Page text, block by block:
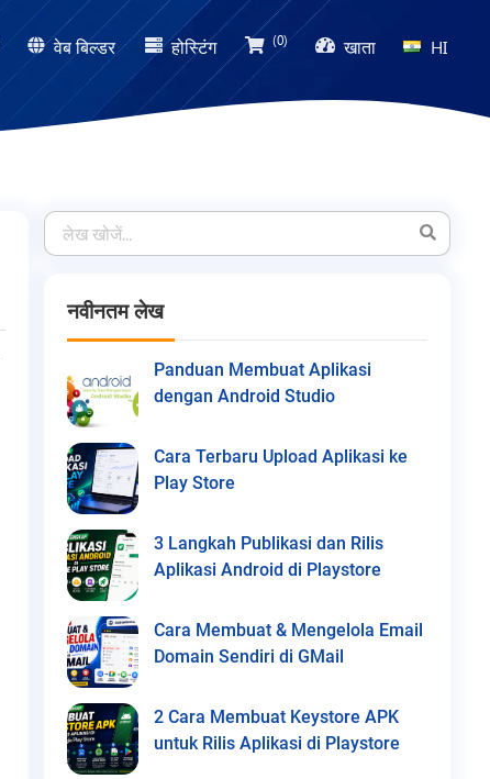
वेब बिल्डर होस्टिंग (0) खाता HI
नवीनतम लेख
Panduan Membuat Aplikasi
dengan Android Studio
Cara Terbaru Upload Aplikasi ke
Play Store
3 Langkah Publikasi dan Rilis
Aplikasi Android di Playstore
Cara Membuat & Mengelola Email
Domain Sendiri di GMail
2 Cara Membuat Keystore APK
untuk Rilis Aplikasi di Playstore